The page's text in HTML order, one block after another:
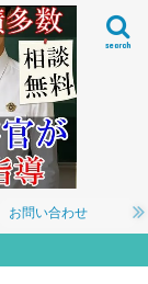
search
お問い合わせ